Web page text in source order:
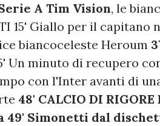
A Tim Vision, le
15' Giallo per il capitano
biancoceleste Heroum
Un minuto di recupero
con l'Inter avanti di
48' CALCIO DI RIGORE
49' Simonetti dal